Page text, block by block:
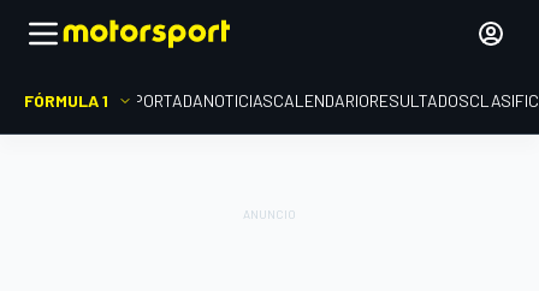
FÓRMULA 1 PORTADANOTICIASCALENDARIORESULTADOS